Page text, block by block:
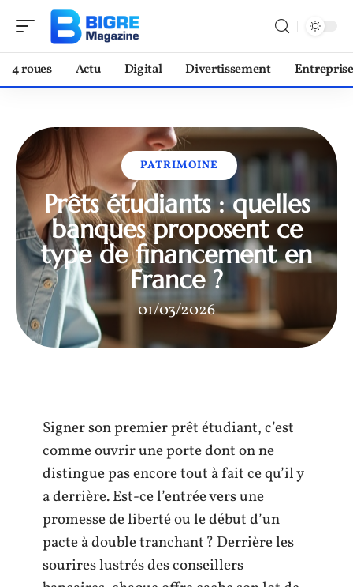
4 roues Actu Digital Divertissement Entreprise
PATRIMOINE
Prêts étudiants : quelles
banques proposent ce
type de financement en
France ?
01/03/2026
Signer son premier prêt étudiant, c’est
comme ouvrir une porte dont on ne
distingue pas encore tout à fait ce qu’il y
a derrière. Est-ce l’entrée vers une
promesse de liberté ou le début d’un
pacte à double tranchant ? Derrière les
sourires lustrés des conseillers